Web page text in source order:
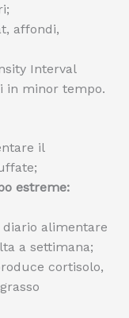
affondi,
Interval
in minor tempo.
il
estreme:
alimentare
a settimana;
cortisolo,